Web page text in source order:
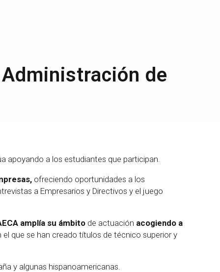
de
apoyando a los estudiantes que participan.
ofreciendo oportunidades a los
a Empresarios y Directivos y el juego
amplía su ámbito de actuación acogiendo a
que se han creado títulos de técnico superior y
y algunas hispanoamericanas.